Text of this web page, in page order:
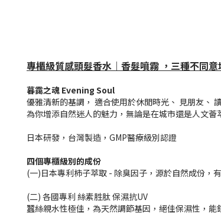
專櫃級質感頭髮香水 ｜香髮噴霧 ，三種不同
暮靄之魂 Evening Soul
優雅清新的基調， 適合使用於休閒時光、 見朋友、
為你增添自然迷人的魅力，無論是在城市還是人文
日本研發，台灣製造，GMP醫療級別認證
四個專櫃級別的成份
(一)日本專利柿子萃取 - 除臭因子，源於自然成份，
(二) 各國專利 絲素胜肽 保濕抗UV
蠶絲親水性極佳，為天然調節基因，絕佳保濕性，